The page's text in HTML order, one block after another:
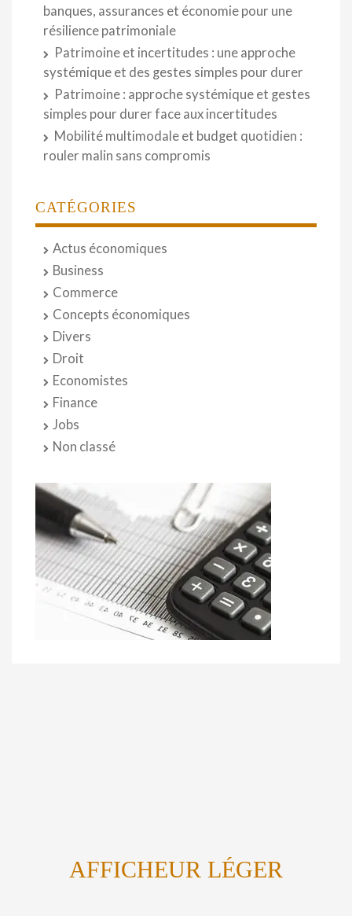
banques, assurances et économie pour une
résilience patrimoniale
Patrimoine et incertitudes : une approche
systémique et des gestes simples pour durer
Patrimoine : approche systémique et gestes
simples pour durer face aux incertitudes
Mobilité multimodale et budget quotidien :
rouler malin sans compromis
CATÉGORIES
Actus économiques
Business
Commerce
Concepts économiques
Divers
Droit
Economistes
Finance
Jobs
Non classé
AFFICHEUR LÉGER